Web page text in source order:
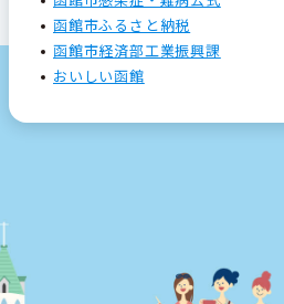
函館市ふるさと納税
函館市経済部工業振興課
おいしい函館